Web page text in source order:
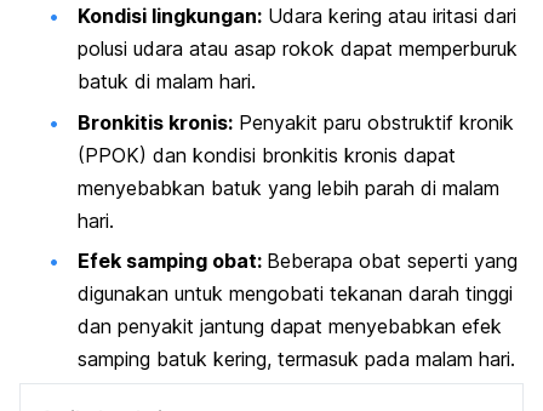
Kondisi lingkungan: Udara kering atau iritasi dari
polusi udara atau asap rokok dapat memperburuk
batuk di malam hari.
Bronkitis kronis: Penyakit paru obstruktif kronik
(PPOK) dan kondisi bronkitis kronis dapat
menyebabkan batuk yang lebih parah di malam
hari.
Efek samping obat: Beberapa obat seperti yang
digunakan untuk mengobati tekanan darah tinggi
dan penyakit jantung dapat menyebabkan efek
samping batuk kering, termasuk pada malam hari.